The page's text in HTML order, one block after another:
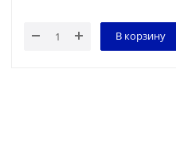
В корзину